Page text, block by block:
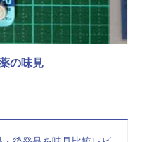
の味見